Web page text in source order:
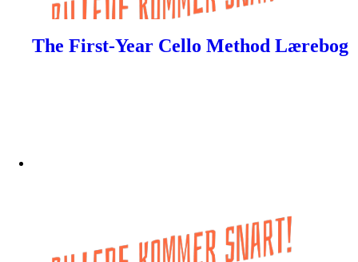
The First-Year Cello Method Lærebog